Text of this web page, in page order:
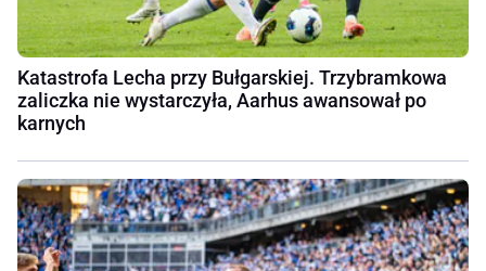
Katastrofa Lecha przy Bułgarskiej. Trzybramkowa
zaliczka nie wystarczyła, Aarhus awansował po
karnych